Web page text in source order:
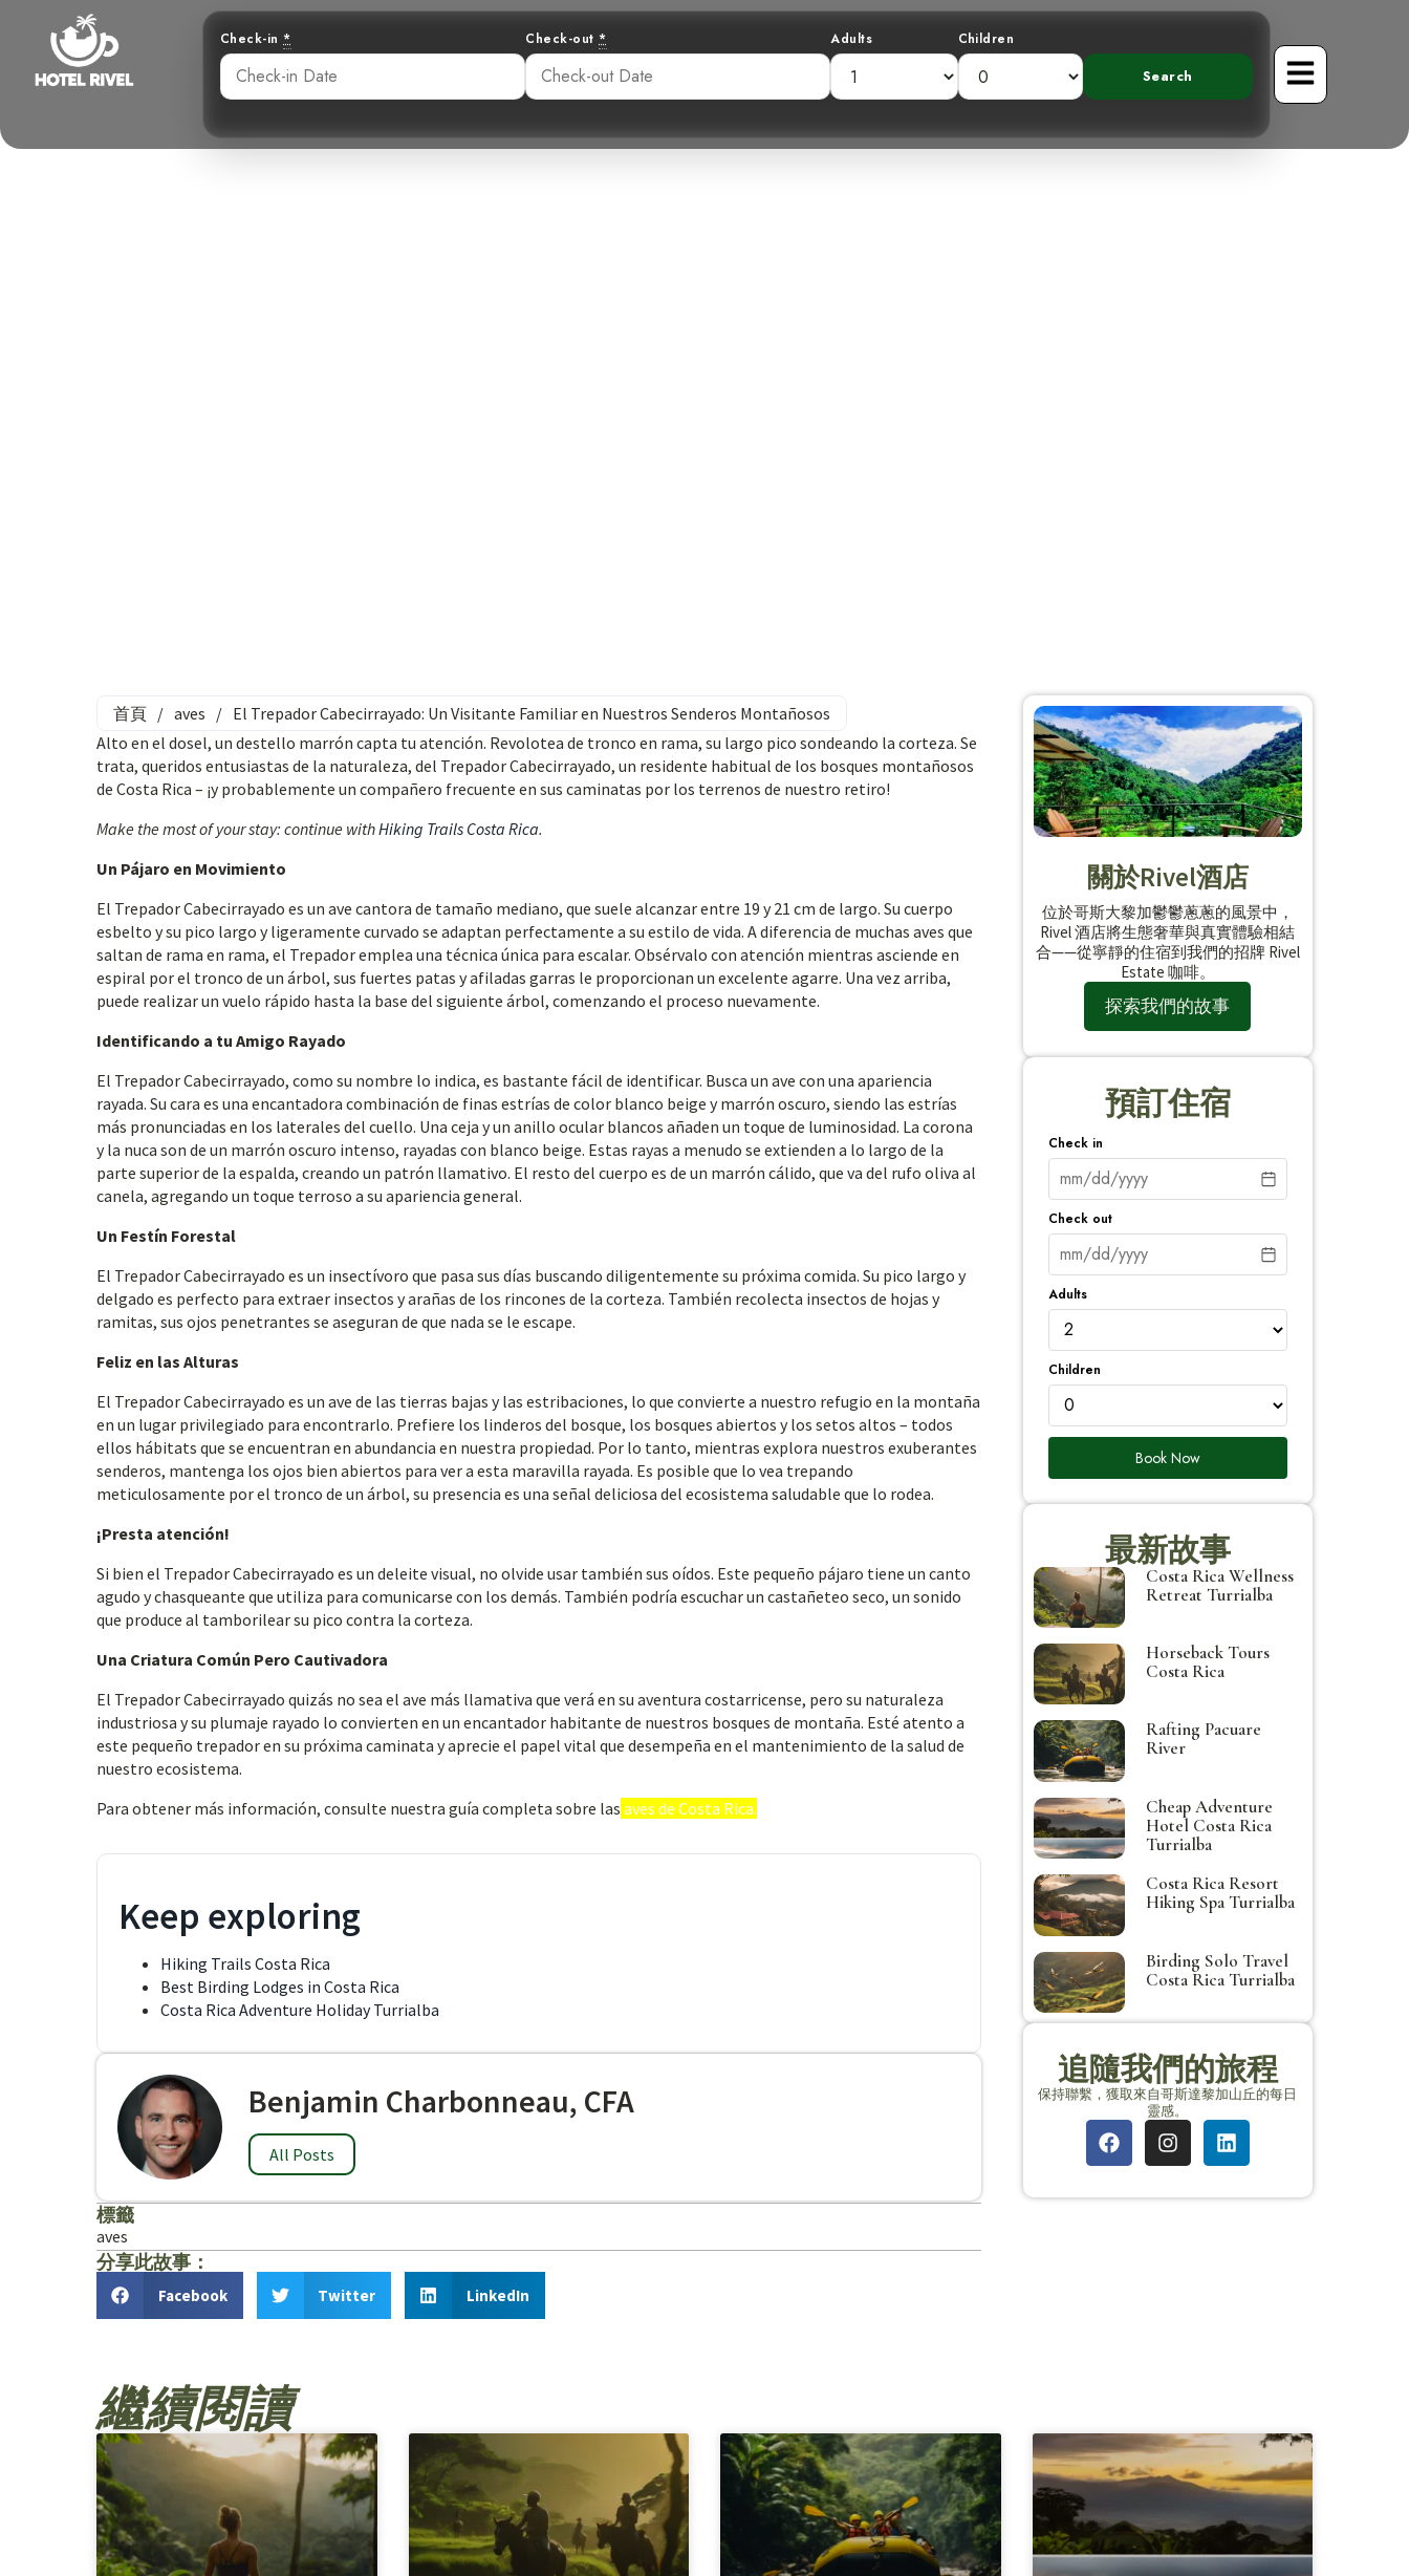
Check-in * Check-out * Adults Children
首頁 / aves / El Trepador Cabecirrayado: Un Visitante Familiar en Nuestros Senderos Montañosos
Alto en el dosel, un destello marrón capta tu atención. Revolotea de tronco en rama, su largo pico sondeando la corteza. Se
trata, queridos entusiastas de la naturaleza, del Trepador Cabecirrayado, un residente habitual de los bosques montañosos
de Costa Rica – ¡y probablemente un compañero frecuente en sus caminatas por los terrenos de nuestro retiro!
Make the most of your stay: continue withHiking Trails Costa Rica.
Un Pájaro en Movimiento
El Trepador Cabecirrayado es un ave cantora de tamaño mediano, que suele alcanzar entre 19 y 21 cm de largo. Su cuerpo
esbelto y su pico largo y ligeramente curvado se adaptan perfectamente a su estilo de vida. A diferencia de muchas aves que
saltan de rama en rama, el Trepador emplea una técnica única para escalar. Obsérvalo con atención mientras asciende en
espiral por el tronco de un árbol, sus fuertes patas y afiladas garras le proporcionan un excelente agarre. Una vez arriba,
puede realizar un vuelo rápido hasta la base del siguiente árbol, comenzando el proceso nuevamente.
Identificando a tu Amigo Rayado
El Trepador Cabecirrayado, como su nombre lo indica, es bastante fácil de identificar. Busca un ave con una apariencia
rayada. Su cara es una encantadora combinación de finas estrías de color blanco beige y marrón oscuro, siendo las estrías
más pronunciadas en los laterales del cuello. Una ceja y un anillo ocular blancos añaden un toque de luminosidad. La corona
y la nuca son de un marrón oscuro intenso, rayadas con blanco beige. Estas rayas a menudo se extienden a lo largo de la
parte superior de la espalda, creando un patrón llamativo. El resto del cuerpo es de un marrón cálido, que va del rufo oliva al
canela, agregando un toque terroso a su apariencia general.
Un Festín Forestal
El Trepador Cabecirrayado es un insectívoro que pasa sus días buscando diligentemente su próxima comida. Su pico largo y
delgado es perfecto para extraer insectos y arañas de los rincones de la corteza. También recolecta insectos de hojas y
ramitas, sus ojos penetrantes se aseguran de que nada se le escape.
Feliz en las Alturas
El Trepador Cabecirrayado es un ave de las tierras bajas y las estribaciones, lo que convierte a nuestro refugio en la montaña
en un lugar privilegiado para encontrarlo. Prefiere los linderos del bosque, los bosques abiertos y los setos altos – todos
ellos hábitats que se encuentran en abundancia en nuestra propiedad. Por lo tanto, mientras explora nuestros exuberantes
senderos, mantenga los ojos bien abiertos para ver a esta maravilla rayada. Es posible que lo vea trepando
meticulosamente por el tronco de un árbol, su presencia es una señal deliciosa del ecosistema saludable que lo rodea.
¡Presta atención!
Si bien el Trepador Cabecirrayado es un deleite visual, no olvide usar también sus oídos. Este pequeño pájaro tiene un canto
agudo y chasqueante que utiliza para comunicarse con los demás. También podría escuchar un castañeteo seco, un sonido
que produce al tamborilear su pico contra la corteza.
Una Criatura Común Pero Cautivadora
El Trepador Cabecirrayado quizás no sea el ave más llamativa que verá en su aventura costarricense, pero su naturaleza
industriosa y su plumaje rayado lo convierten en un encantador habitante de nuestros bosques de montaña. Esté atento a
este pequeño trepador en su próxima caminata y aprecie el papel vital que desempeña en el mantenimiento de la salud de
nuestro ecosistema.
Para obtener más información, consulte nuestra guía completa sobre las aves de Costa Rica.
Keep exploring
Hiking Trails Costa Rica
Best Birding Lodges in Costa Rica
Costa Rica Adventure Holiday Turrialba
Benjamin Charbonneau, CFA
All Posts
標籤
aves
分享此故事：
Facebook Twitter LinkedIn
關於Rivel酒店
位於哥斯大黎加鬱鬱蔥蔥的風景中，
Rivel 酒店將生態奢華與真實體驗相結
合——從寧靜的住宿到我們的招牌 Rivel
Estate 咖啡。
探索我們的故事
預訂住宿
Check in
Check out
Adults
Children
Book Now
最新故事
Costa Rica Wellness
Retreat Turrialba
Horseback Tours
Costa Rica
Rafting Pacuare
River
Cheap Adventure
Hotel Costa Rica
Turrialba
Costa Rica Resort
Hiking Spa Turrialba
Birding Solo Travel
Costa Rica Turrialba
追隨我們的旅程
保持聯繫，獲取來自哥斯達黎加山丘的每日
靈感。
繼續閱讀